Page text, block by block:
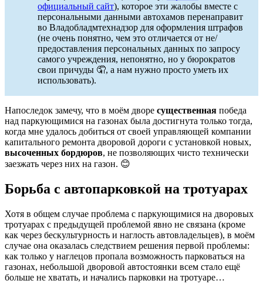
официальный сайт), которое эти жалобы вместе с
персональными данными автохамов перенаправит
во Владобладмтехнадзор для оформления штрафов
(не очень понятно, чем это отличается от не/
предоставления персональных данных по запросу
самого учреждения, непонятно, но у бюрократов
свои причуды 🤦, а нам нужно просто уметь их
использовать).
Напоследок замечу, что в моём дворе существенная победа
над паркующимися на газонах была достигнута только тогда,
когда мне удалось добиться от своей управляющей компании
капитального ремонта дворовой дороги с установкой новых,
высоченных бордюров, не позволяющих чисто технически
заезжать через них на газон. 😊
Борьба с автопарковкой на тротуарах
Хотя в общем случае проблема с паркующимися на дворовых
тротуарах с предыдущей проблемой явно не связана (кроме
как через бескультурность и наглость автовладельцев), в моём
случае она оказалась следствием решения первой проблемы:
как только у наглецов пропала возможность парковаться на
газонах, небольшой дворовой автостоянки всем стало ещё
больше не хватать, и начались парковки на тротуаре…